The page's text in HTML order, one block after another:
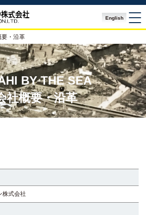
English
要・沿革
社概要・沿革
BY THE SEA
株式会社